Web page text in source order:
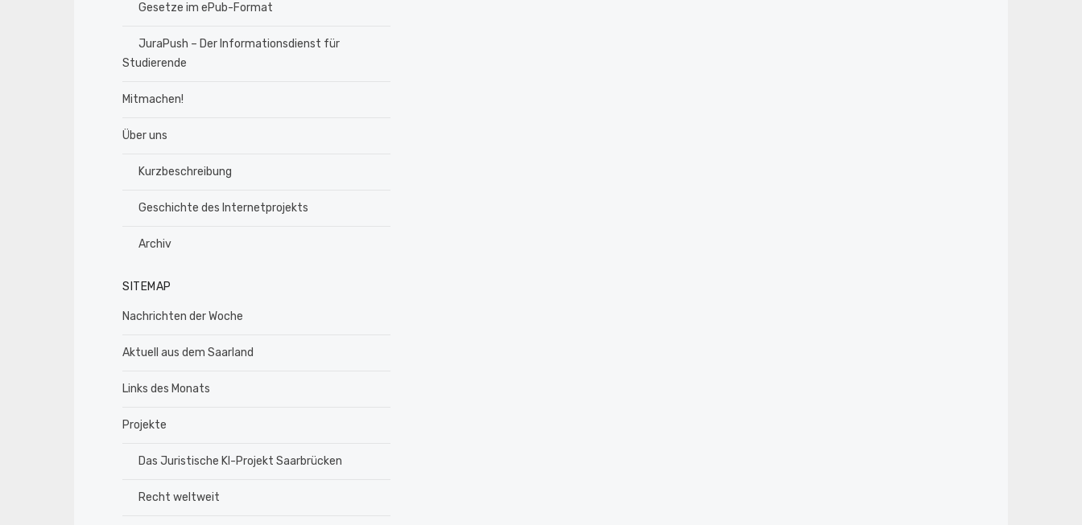
Gesetze im ePub-Format
JuraPush – Der Informationsdienst für
Studierende
Mitmachen!
Über uns
Kurzbeschreibung
Geschichte des Internetprojekts
Archiv
SITEMAP
Nachrichten der Woche
Aktuell aus dem Saarland
Links des Monats
Projekte
Das Juristische KI-Projekt Saarbrücken
Recht weltweit